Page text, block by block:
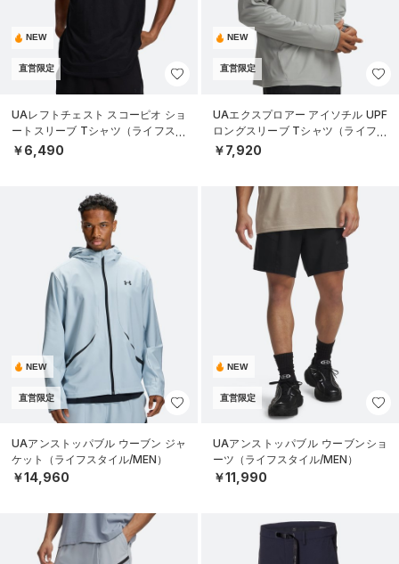
NEW
直営限定
UAレフトチェスト スコーピオ ショ
ートスリーブ Tシャツ（ライフスタ
イル/MEN）
￥6,490
NEW
直営限定
UAエクスプロアー アイソチル UPF
ロングスリーブ Tシャツ（ライフス
タイル/MEN）
￥7,920
NEW
直営限定
UAアンストッパブル ウーブン ジャ
ケット（ライフスタイル/MEN）
￥14,960
NEW
直営限定
UAアンストッパブル ウーブンショ
ーツ（ライフスタイル/MEN）
￥11,990